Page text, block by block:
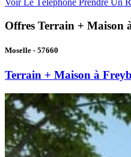
Voir Le Téléphone Prendre Un
Offres Terrain + Maison
Moselle - 57660
Terrain + Maison à